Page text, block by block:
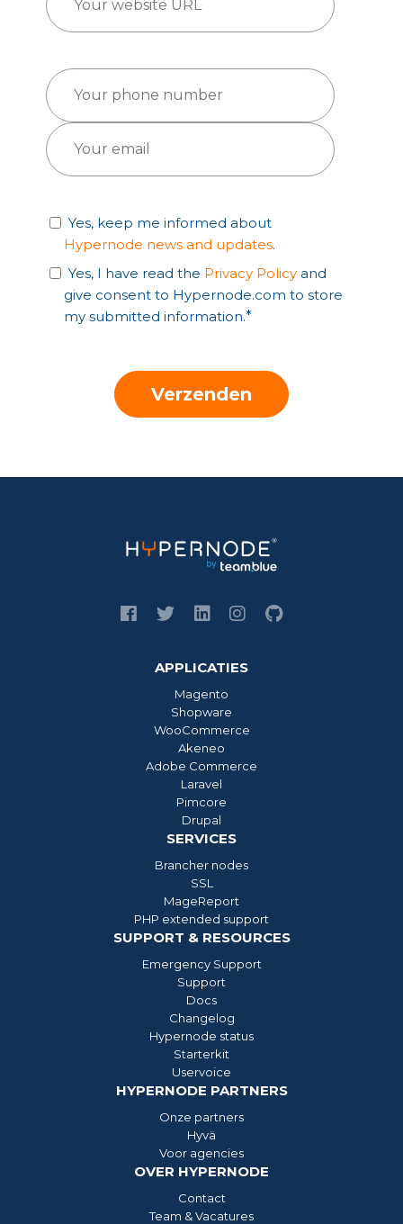
Yes, keep me informed about
Hypernode news and updates.
Yes, I have read the Privacy Policyand
give consent to Hypernode.com to store
my submitted information.*
APPLICATIES
Magento
Shopware
WooCommerce
Akeneo
Adobe Commerce
Laravel
Pimcore
Drupal
SERVICES
Brancher nodes
SSL
MageReport
PHP extended support
SUPPORT & RESOURCES
Emergency Support
Support
Docs
Changelog
Hypernode status
Starterkit
Uservoice
HYPERNODE PARTNERS
Onze partners
Hyvä
Voor agencies
OVER HYPERNODE
Contact
Team & Vacatures